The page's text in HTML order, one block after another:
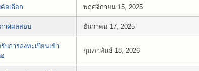
ดเลือก พฤศจิกายน 15, 2025
าศผลสอบ ธันวาคม 17, 2025
บการลงทะเบียนเข้า
กุมภาพันธ์ 18, 2026